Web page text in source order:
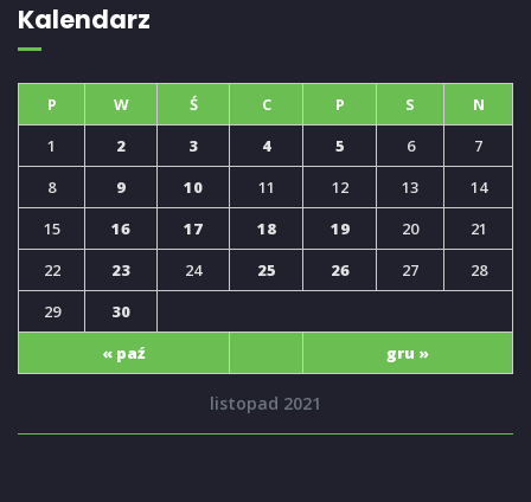
Kalendarz
listopad 2021
P W Ś C P S N
« paź gru »
1 2 3 4 5 6
7
8
9 10 11 12 13
14
15
16 17 18 19 20
21
22
23 24 25 26 27
28
29
30